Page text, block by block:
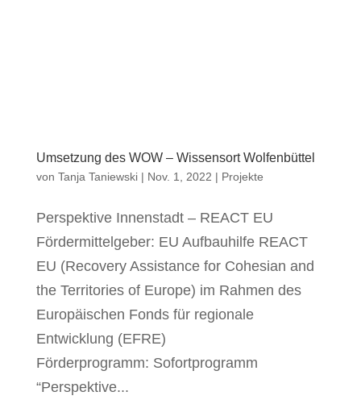
Umsetzung des WOW – Wissensort Wolfenbüttel
von Tanja Taniewski| Nov. 1, 2022 | Projekte
Perspektive Innenstadt – REACT EU
Fördermittelgeber: EU Aufbauhilfe REACT
EU (Recovery Assistance for Cohesian and
the Territories of Europe) im Rahmen des
Europäischen Fonds für regionale
Entwicklung (EFRE)
Förderprogramm: Sofortprogramm
“Perspektive...